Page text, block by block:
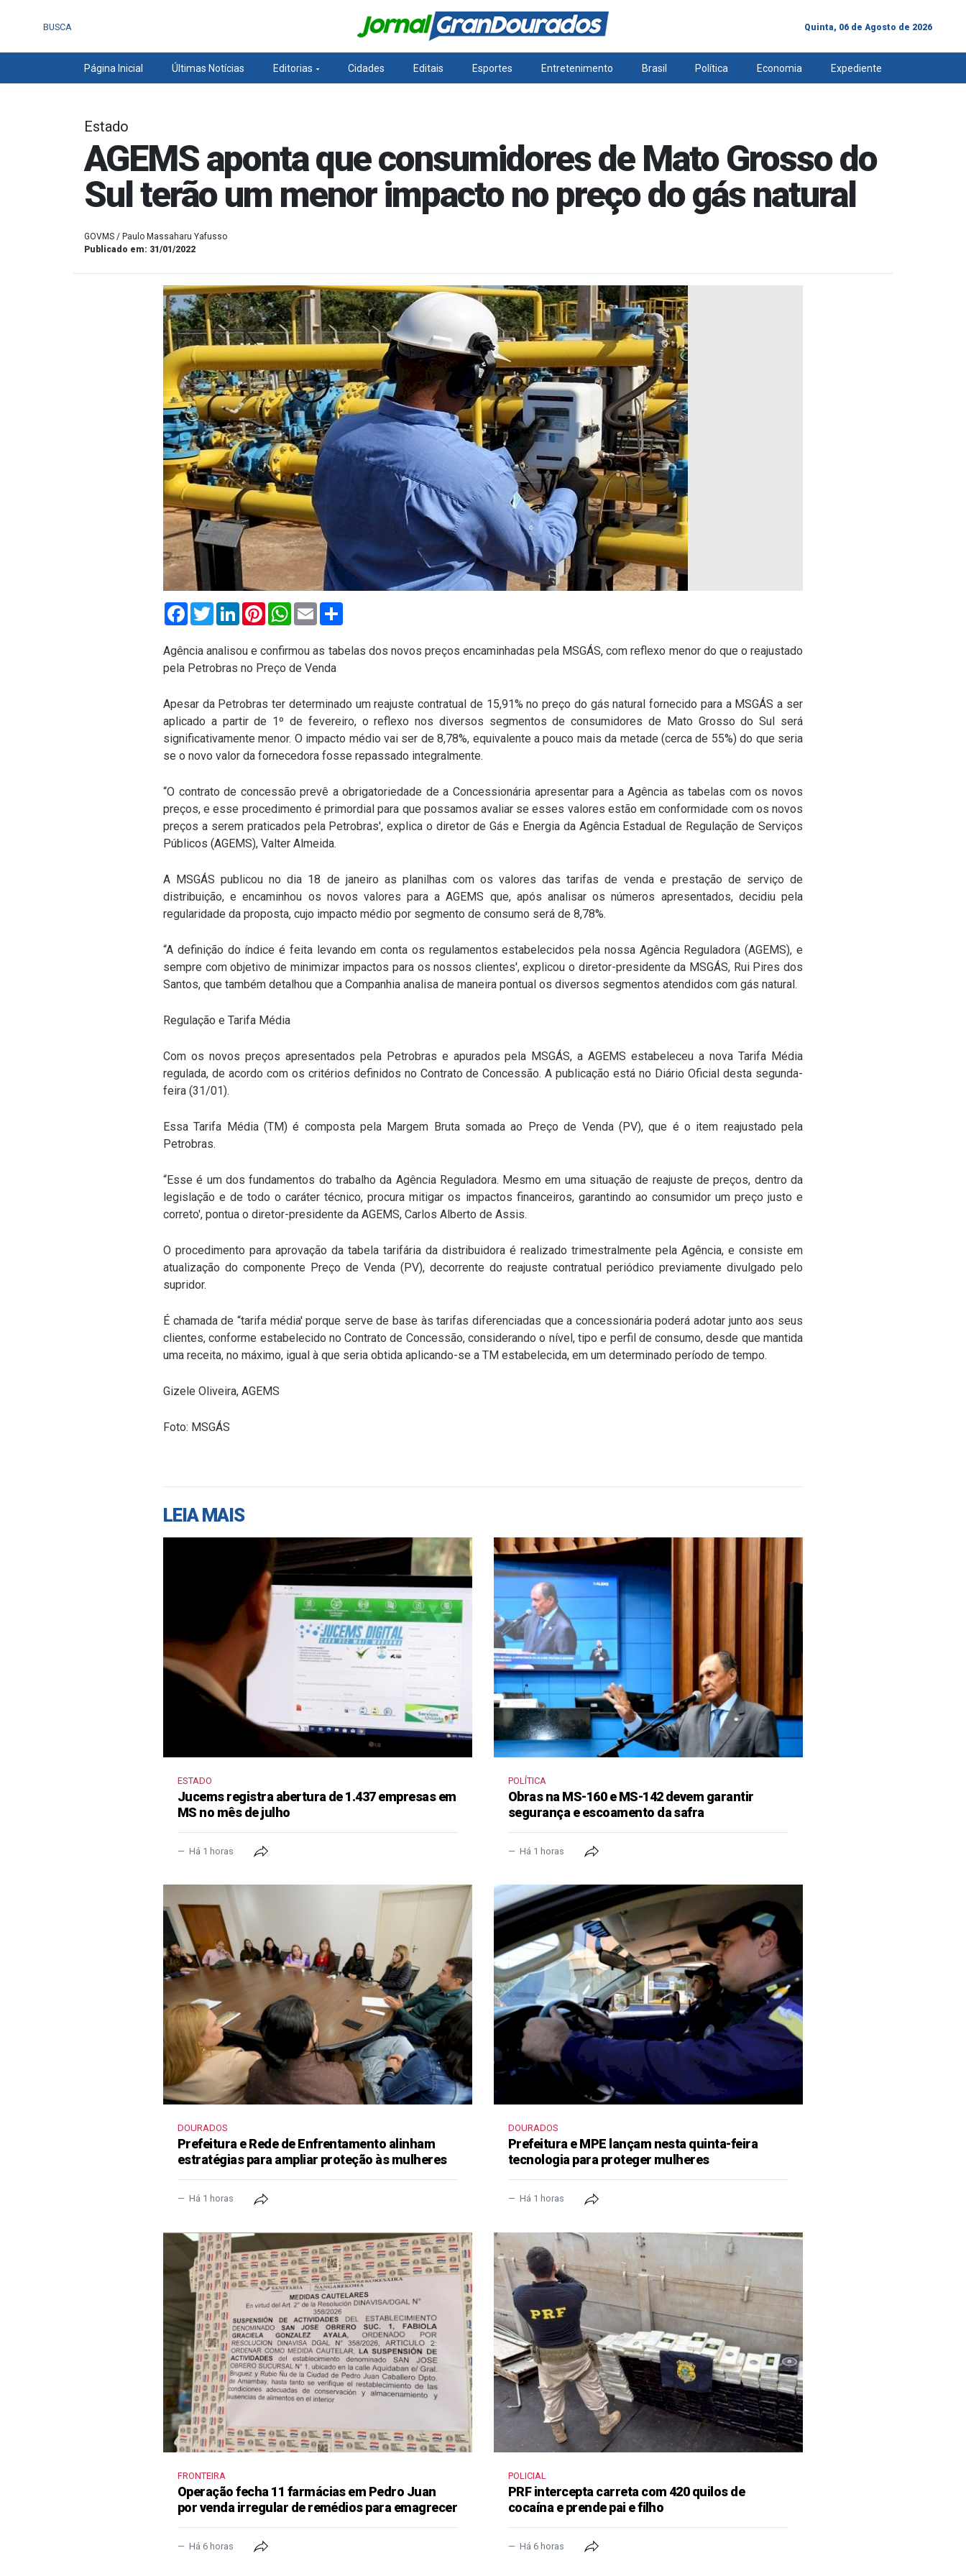
BUSCA Quinta, 06 de Agosto de 2026
Página Inicial Últimas Notícias Editorias Cidades Editais Esportes Entretenimento Brasil Política Economia Expediente
Estado
AGEMS aponta que consumidores de Mato Grosso do
Sul terão um menor impacto no preço do gás natural
GOVMS / Paulo Massaharu Yafusso
Publicado em: 31/01/2022
FacebookTwitterLinkedInPinterestWhatsApp
Email
Agência analisou e confirmou as tabelas dos novos preços encaminhadas pela MSGÁS, com reflexo menor do que o reajustado
pela Petrobras no Preço de Venda
Apesar da Petrobras ter determinado um reajuste contratual de 15,91% no preço do gás natural fornecido para a MSGÁS a ser
aplicado a partir de 1º de fevereiro, o reflexo nos diversos segmentos de consumidores de Mato Grosso do Sul será
significativamente menor. O impacto médio vai ser de 8,78%, equivalente a pouco mais da metade (cerca de 55%) do que seria
se o novo valor da fornecedora fosse repassado integralmente.
“O contrato de concessão prevê a obrigatoriedade de a Concessionária apresentar para a Agência as tabelas com os novos
preços, e esse procedimento é primordial para que possamos avaliar se esses valores estão em conformidade com os novos
preços a serem praticados pela Petrobras', explica o diretor de Gás e Energia da Agência Estadual de Regulação de Serviços
Públicos (AGEMS), Valter Almeida.
A MSGÁS publicou no dia 18 de janeiro as planilhas com os valores das tarifas de venda e prestação de serviço de
distribuição, e encaminhou os novos valores para a AGEMS que, após analisar os números apresentados, decidiu pela
regularidade da proposta, cujo impacto médio por segmento de consumo será de 8,78%.
“A definição do índice é feita levando em conta os regulamentos estabelecidos pela nossa Agência Reguladora (AGEMS), e
sempre com objetivo de minimizar impactos para os nossos clientes', explicou o diretor-presidente da MSGÁS, Rui Pires dos
Santos, que também detalhou que a Companhia analisa de maneira pontual os diversos segmentos atendidos com gás natural.
Regulação e Tarifa Média
Com os novos preços apresentados pela Petrobras e apurados pela MSGÁS, a AGEMS estabeleceu a nova Tarifa Média
regulada, de acordo com os critérios definidos no Contrato de Concessão. A publicação está no Diário Oficial desta segunda-
feira (31/01).
Essa Tarifa Média (TM) é composta pela Margem Bruta somada ao Preço de Venda (PV), que é o item reajustado pela
Petrobras.
“Esse é um dos fundamentos do trabalho da Agência Reguladora. Mesmo em uma situação de reajuste de preços, dentro da
legislação e de todo o caráter técnico, procura mitigar os impactos financeiros, garantindo ao consumidor um preço justo e
correto', pontua o diretor-presidente da AGEMS, Carlos Alberto de Assis.
O procedimento para aprovação da tabela tarifária da distribuidora é realizado trimestralmente pela Agência, e consiste em
atualização do componente Preço de Venda (PV), decorrente do reajuste contratual periódico previamente divulgado pelo
supridor.
É chamada de “tarifa média' porque serve de base às tarifas diferenciadas que a concessionária poderá adotar junto aos seus
clientes, conforme estabelecido no Contrato de Concessão, considerando o nível, tipo e perfil de consumo, desde que mantida
uma receita, no máximo, igual à que seria obtida aplicando-se a TM estabelecida, em um determinado período de tempo.
Gizele Oliveira, AGEMS
Foto: MSGÁS
LEIA MAIS
ESTADO
Jucems registra abertura de 1.437 empresas em
MS no mês de julho
Há 1 horas
POLÍTICA
Obras na MS-160 e MS-142 devem garantir
segurança e escoamento da safra
Há 1 horas
DOURADOS
Prefeitura e Rede de Enfrentamento alinham
estratégias para ampliar proteção às mulheres
Há 1 horas
DOURADOS
Prefeitura e MPE lançam nesta quinta-feira
tecnologia para proteger mulheres
Há 1 horas
FRONTEIRA
Operação fecha 11 farmácias em Pedro Juan
por venda irregular de remédios para emagrecer
Há 6 horas
POLICIAL
PRF intercepta carreta com 420 quilos de
cocaína e prende pai e filho
Há 6 horas